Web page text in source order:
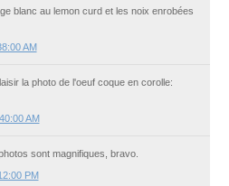
blanc au lemon curd et les noix enrobées
AM
la photo de l'oeuf coque en corolle:
AM
sont magnifiques, bravo.
PM